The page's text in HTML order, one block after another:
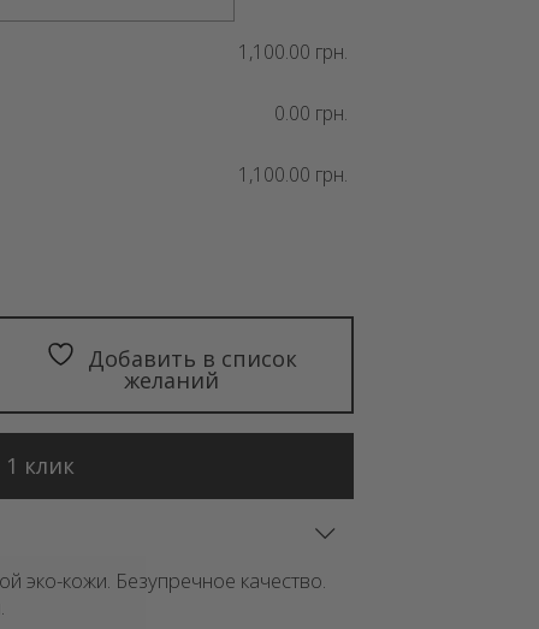
1,100.00 грн.
0.00 грн.
1,100.00 грн.
Добавить в список
желаний
клик
эко-кожи. Безупречное качество.